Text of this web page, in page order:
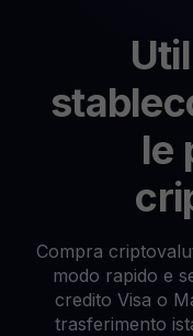
le
Compra
modo rapido e
credito Visa o
trasferimento